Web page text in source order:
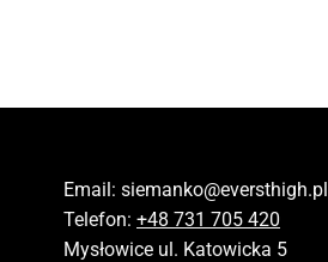
Email: siemanko@eversthigh.pl
Telefon: +48 731 705 420
Mysłowice ul. Katowicka 5